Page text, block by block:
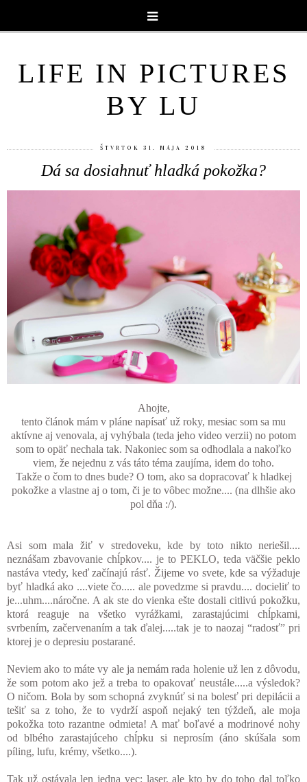
LIFE IN PICTURES
BY LU
ŠTVRTOK 31. MÁJA 2018
Dá sa dosiahnuť hladká pokožka?
Ahojte,
tento článok mám v pláne napísať už roky, mesiac som sa mu
aktívne aj venovala, aj vyhýbala (teda jeho video verzii) no potom
som to opäť nechala tak. Nakoniec som sa odhodlala a nakoľko
viem, že nejednu z vás táto téma zaujíma, idem do toho.
Takže o čom to dnes bude? O tom, ako sa dopracovať k hladkej
pokožke a vlastne aj o tom, či je to vôbec možne.... (na dlhšie ako
pol dňa :/).
Asi som mala žiť v stredoveku, kde by toto nikto neriešil....
neznášam zbavovanie chĺpkov.... je to PEKLO, teda väčšie peklo
nastáva vtedy, keď začínajú rásť. Žijeme vo svete, kde sa výžaduje
byť hladká ako ....viete čo..... ale povedzme si pravdu.... docieliť to
je...uhm....náročne. A ak ste do vienka ešte dostali citlivú pokožku,
ktorá reaguje na všetko vyrážkami, zarastajúcimi chĺpkami,
svrbením, začervenaním a tak ďalej.....tak je to naozaj “radosť” pri
ktorej je o depresiu postarané.
Neviem ako to máte vy ale ja nemám rada holenie už len z dôvodu,
že som potom ako jež a treba to opakovať neustále.....a výsledok?
O ničom. Bola by som schopná zvyknúť si na bolesť pri depilácii a
tešiť sa z toho, že to vydrží aspoň nejaký ten týždeň, ale moja
pokožka toto razantne odmieta! A mať boľavé a modrinové nohy
od blbého zarastajúceho chĺpku si neprosím (áno skúšala som
píling, lufu, krémy, všetko....).
Tak už ostávala len jedna vec: laser, ale kto by do toho dal toľko